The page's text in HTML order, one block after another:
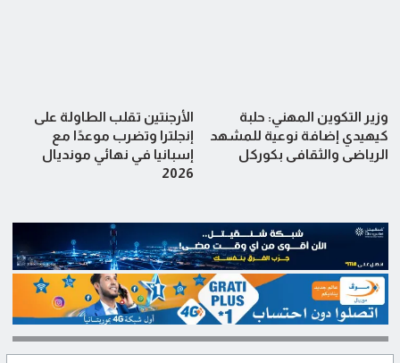
وزير التكوين المهني: حلبة
كيهيدي إضافة نوعية للمشهد
الرياضي والثقافي بكوركل
الأرجنتين تقلب الطاولة على
إنجلترا وتضرب موعدًا مع
إسبانيا في نهائي مونديال
2026